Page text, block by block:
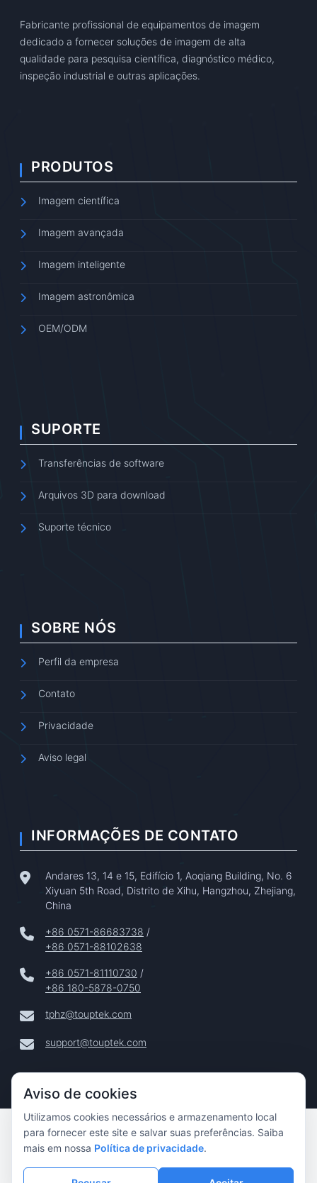
Fabricante profissional de equipamentos de imagem
dedicado a fornecer soluções de imagem de alta
qualidade para pesquisa científica, diagnóstico médico,
inspeção industrial e outras aplicações.
PRODUTOS
Imagem científica
Imagem avançada
Imagem inteligente
Imagem astronômica
OEM/ODM
SUPORTE
Transferências de software
Arquivos 3D para download
Suporte técnico
SOBRE NÓS
Perfil da empresa
Contato
Privacidade
Aviso legal
INFORMAÇÕES DE CONTATO
Andares 13, 14 e 15, Edifício 1, Aoqiang Building, No. 6
Xiyuan 5th Road, Distrito de Xihu, Hangzhou, Zhejiang,
China
+86 0571-86683738 /
+86 0571-88102638
+86 0571-81110730 /
+86 180-5878-0750
tphz@touptek.com
support@touptek.com
Copyright © 2024–2026 Hangzhou ToupTek Photonics Co.,
Ltd. Todos Os Direitos Reservados |
Aviso de cookies
Utilizamos cookies necessários e armazenamento local
para fornecer este site e salvar suas preferências. Saiba
mais em nossa Política de privacidade.